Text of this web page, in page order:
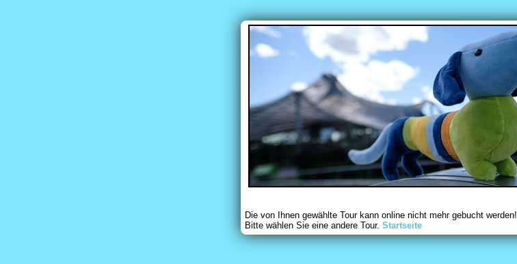
Die von Ihnen gewählte Tour kann online nicht mehr gebucht werden!
Bitte wählen Sie eine andere Tour. Startseite